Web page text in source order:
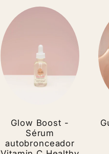
Glow Boost -
Sérum
autobronceador